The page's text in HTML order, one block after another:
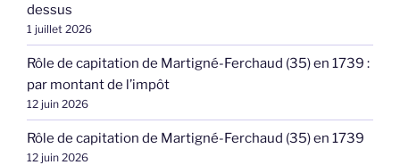
dessus
1 juillet 2026
Rôle de capitation de Martigné-Ferchaud (35) en 1739 :
par montant de l’impôt
12 juin 2026
Rôle de capitation de Martigné-Ferchaud (35) en 1739
12 juin 2026